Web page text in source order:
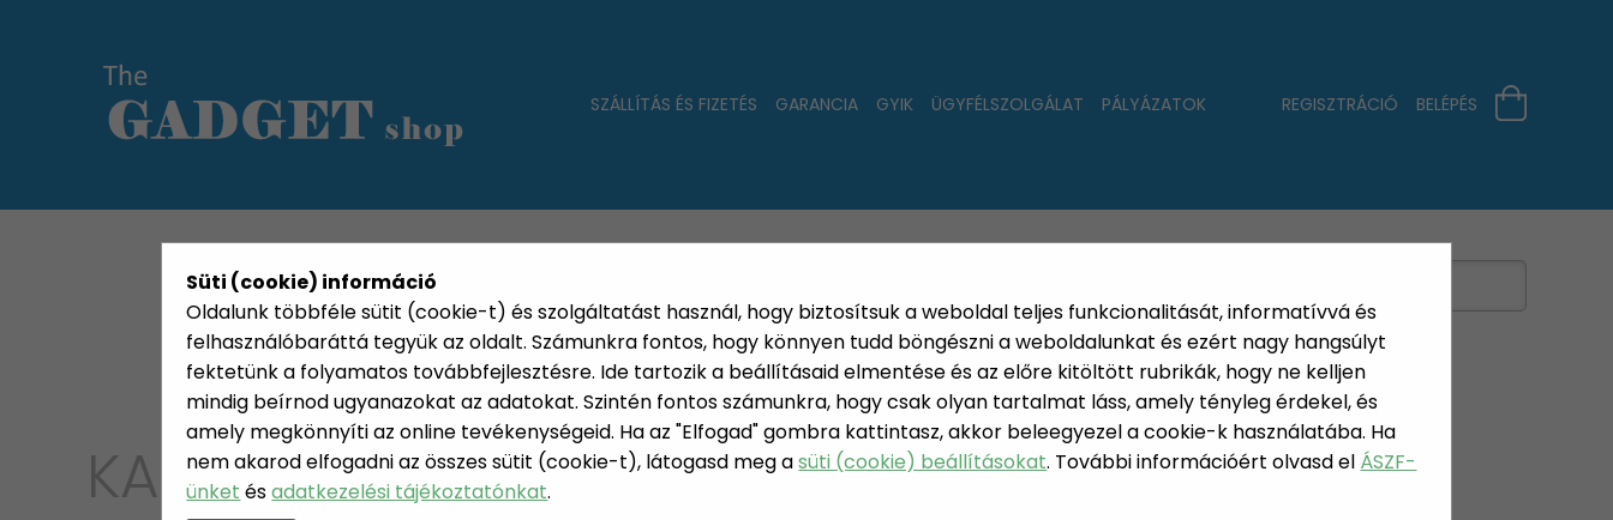
Süti (cookie) információ
Oldalunk többféle sütit (cookie-t) és szolgáltatást használ, hogy biztosítsuk a weboldal teljes funkcionalitását, informatívvá és
felhasználóbaráttá tegyük az oldalt. Számunkra fontos, hogy könnyen tudd böngészni a weboldalunkat és ezért nagy hangsúlyt
fektetünk a folyamatos továbbfejlesztésre. Ide tartozik a beállításaid elmentése és az előre kitöltött rubrikák, hogy ne kelljen
mindig beírnod ugyanazokat az adatokat. Szintén fontos számunkra, hogy csak olyan tartalmat láss, amely tényleg érdekel, és
amely megkönnyíti az online tevékenységeid. Ha az "Elfogad" gombra kattintasz, akkor beleegyezel a cookie-k használatába. Ha
nem akarod elfogadni az összes sütit (cookie-t), látogasd meg asüti (cookie) beállításokat. További információért olvasd el ÁSZF-
ünket ésadatkezelési tájékoztatónkat.
SZÁLLÍTÁS ÉS FIZETÉS GARANCIA GYIK ÜGYFÉLSZOLGÁLAT PÁLYÁZATOK REGISZTRÁCIÓ BELÉPÉS
KATEGÓRIÁK HETI AJÁNLAT
PÁRSZÁZAS
KATEGÓRIA BARKÁCS/SZERSZÁM
MÉRŐSZALAGOK,